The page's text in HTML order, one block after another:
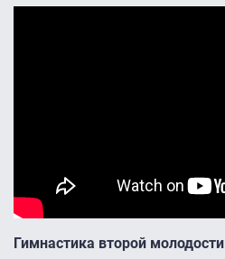
Гимнастика второй молодости